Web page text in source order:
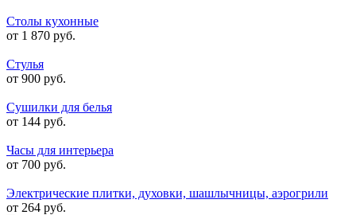
Столы кухонные
от 1 870 руб.
Стулья
от 900 руб.
Сушилки для белья
от 144 руб.
Часы для интерьера
от 700 руб.
Электрические плитки, духовки, шашлычницы, аэрогрили
от 264 руб.